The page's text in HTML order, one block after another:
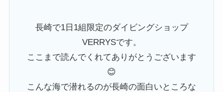
長崎で1日1組限定のダイビングショップ
VERRYSです。
ここまで読んでくれてありがとうございます
😊
こんな海で潜れるのが長崎の面白いところな